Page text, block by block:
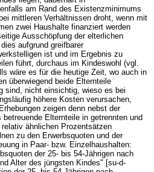
am Rand des Existenzminimums
mittleren Verhältnissen droht, wenn mit
zwei Haushalte finanziert werden
Ausschöpfung der elterlichen
aufgrund greifbarer
ist und im Ergebnis zu
führt, durchaus im Kindeswohl (vgl.
wäre es für die heutige Zeit, wo auch in
überwiegend beide Elternteile
sind, nicht einsichtig, wieso es bei
höhere Kosten verursachen,
zeigen denn nebst der
Elternteile in getrennten und
ähnlichen Prozentsätzen
zu den Erwerbsquoten und der
in Paar- bzw. Einzelhaushalten:
der 25- bis 54-Jährigen nach
Alter des jüngsten Kindes" [su-d-